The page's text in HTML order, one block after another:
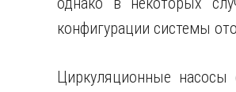
конфигурации системы
Циркуляционные